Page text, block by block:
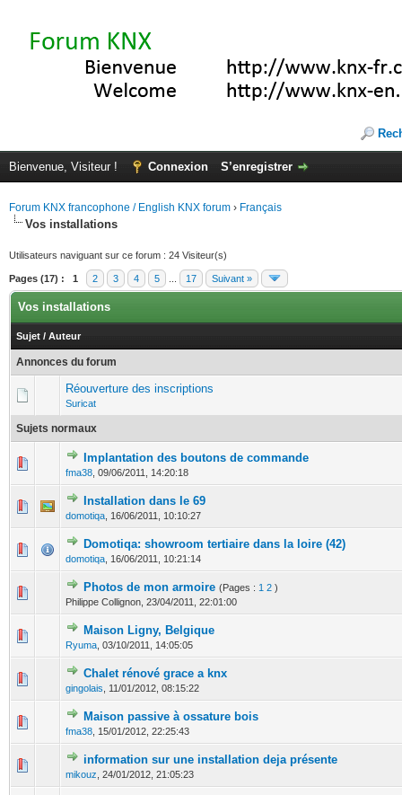
Bienvenue, Visiteur ! Connexion S’enregistrer
Forum KNX francophone / English KNX forum › Français
Vos installations
Utilisateurs naviguant sur ce forum : 24 Visiteur(s)
Pages (17) : 1 2 3 4 5 17 Suivant »
Vos installations
Sujet / Auteur
Annonces du forum
Réouverture des inscriptions
Suricat
Sujets normaux
Implantation des boutons de commande
fma38 09/06/2011, 14:20:18
1 Votes - 1 sur 5 en moyenne
12345
Installation dans le 69
domotiqa 16/06/2011, 10:10:27
1 Votes - 5 sur 5 en moyenne
1234
Domotiqa: showroom tertiaire dans la loire (42)
domotiqa 16/06/2011, 10:21:14
1 Votes - 5 sur 5 en moyenne
12345
Photos de mon armoire (Pages : 1 2 )
Philippe Collignon, 23/04/2011, 22:01:00
0 Votes - 0 sur 5 en moyenne
12345
Maison Ligny, Belgique
Ryuma 03/10/2011, 14:05:05
0 Votes - 0 sur 5 en moyenne
12345
Chalet rénové grace a knx
gingolais 11/01/2012, 08:15:22
0 Votes - 0 sur 5 en moyenne
12 345
Maison passive à ossature bois
fma38 15/01/2012, 22:25:43
0 Votes - 0 sur 5 en moyenne
12345
information sur une installation deja présente
mikouz 24/01/2012, 21:05:23
0 Votes - 0 sur 5 en moyenne
12 345